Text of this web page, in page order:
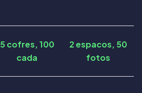
5 cofres, 100
cada
2 espacos, 50
fotos